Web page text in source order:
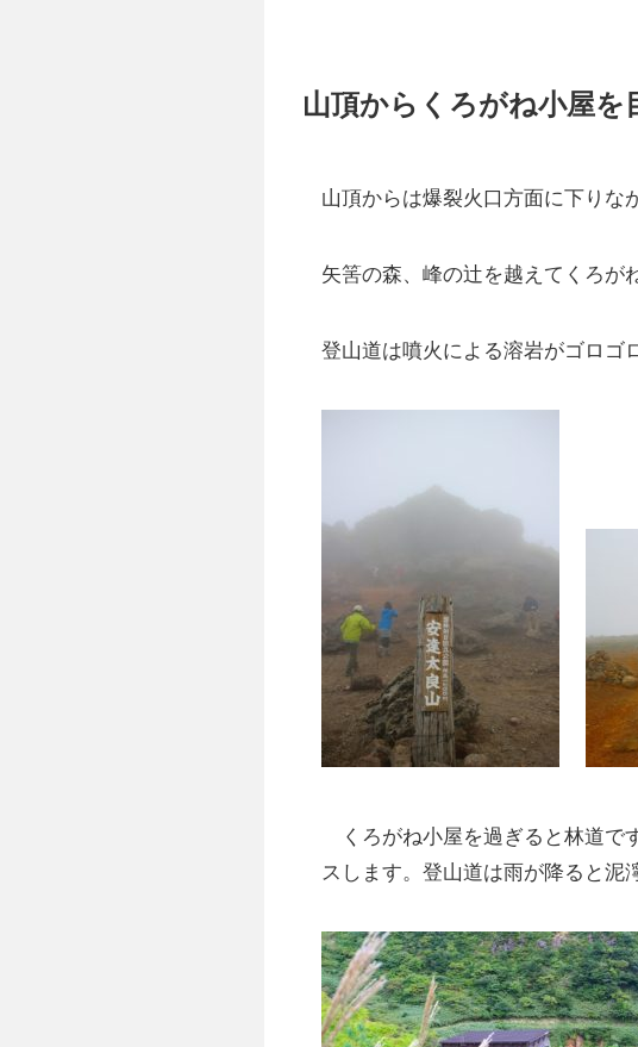
山頂からくろがね小屋を
山頂からは爆裂火口方面に下りな
矢筈の森、峰の辻を越えてくろが
登山道は噴火による溶岩がゴロゴ
くろがね小屋を過ぎると林道で
スします。登山道は雨が降ると泥